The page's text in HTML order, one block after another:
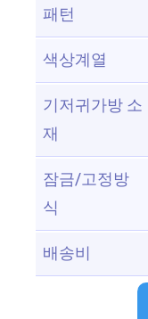
패턴
색상계열
기저귀가방 소
재
잠금/고정방
식
배송비